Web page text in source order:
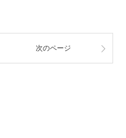
次のページ